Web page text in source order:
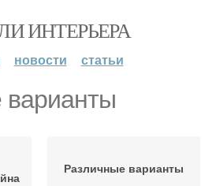
ИНТЕРЬЕРА
новости статьи
Различные варианты